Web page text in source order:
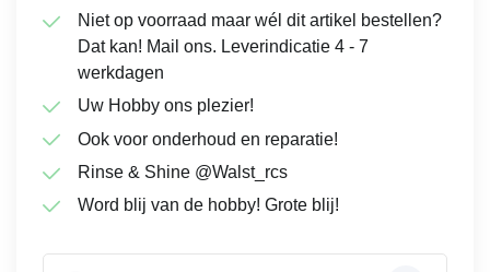
Niet op voorraad maar wél dit artikel bestellen?
Dat kan! Mail ons. Leverindicatie 4 - 7
werkdagen
Uw Hobby ons plezier!
Ook voor onderhoud en reparatie!
Rinse & Shine @Walst_rcs
Word blij van de hobby! Grote blij!